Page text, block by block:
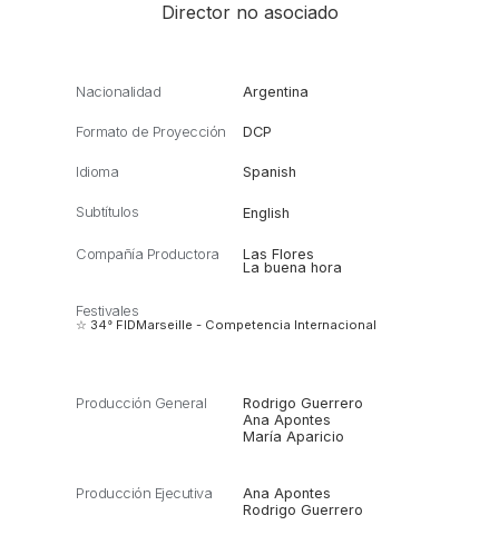
Director no asociado
Nacionalidad Argentina
Formato de Proyección DCP
Idioma Spanish
Subtítulos English
Compañía Productora
Las Flores
La buena hora
Festivales
☆ 34° FIDMarseille - Competencia Internacional
Producción General
Rodrigo Guerrero
Ana Apontes
María Aparicio
Producción Ejecutiva
Ana Apontes
Rodrigo Guerrero